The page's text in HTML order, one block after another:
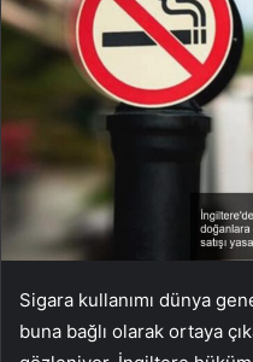
Sigara kullanımı dünya
buna bağlı olarak ortaya